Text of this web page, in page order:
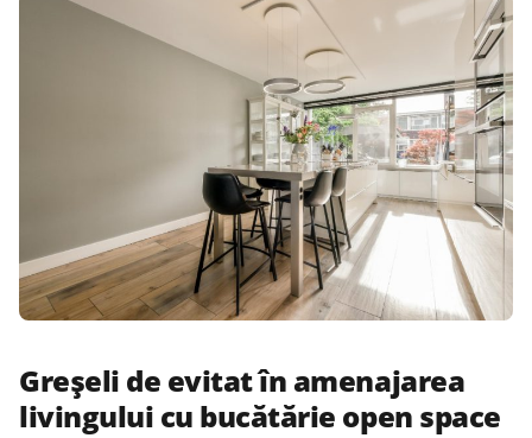
Greșeli de evitat în amenajarea
livingului cu bucătărie open space